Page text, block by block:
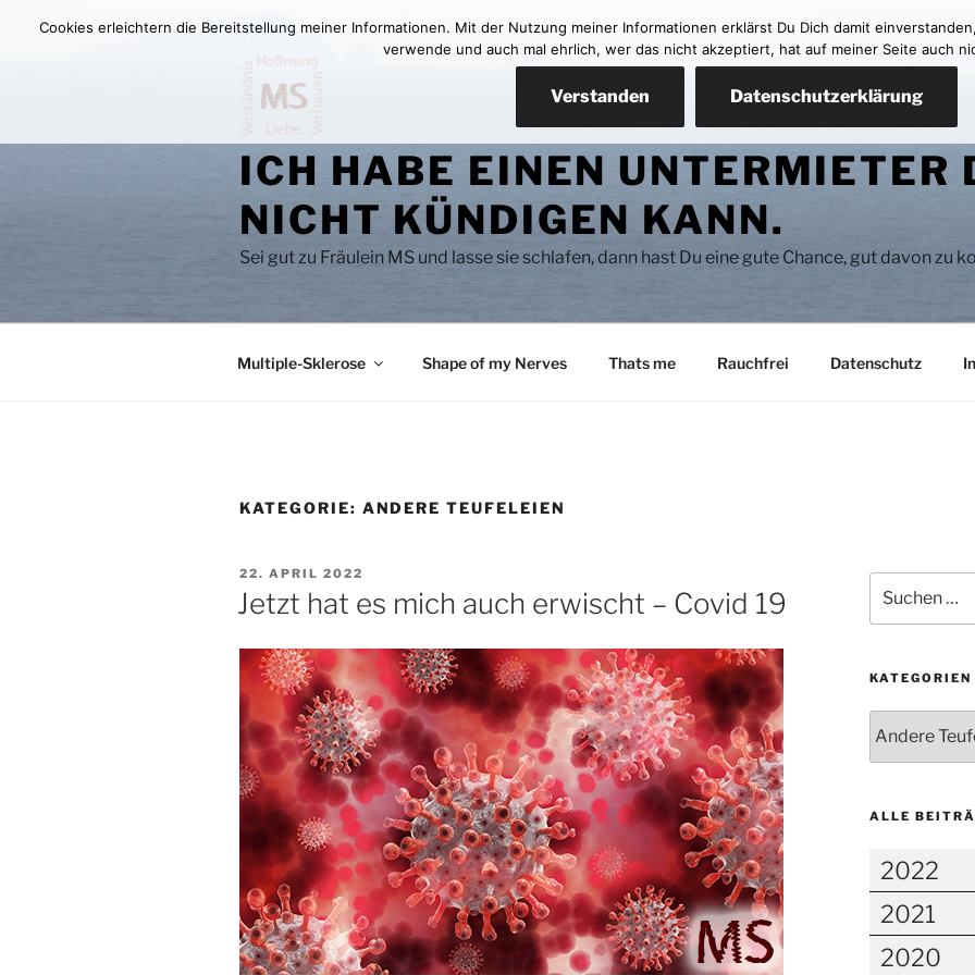
Inhalt
ICH HABE EINEN UNTERMIETER
NICHT KÜNDIGEN KANN.
Sei gut zu Fräulein MS und lasse sie schlafen, dann hast Du eine gute Chance, gut davon zu
Multiple-Sklerose Shape of my Nerves Thats me Rauchfrei Datenschutz
KATEGORIE: ANDERE TEUFELEIEN
VERÖFFENTLICHT
AM
22. APRIL 2022
Jetzt hat es mich auch erwischt – Covid 19
nach:
KATEGORIEN
ALLE
2022
2021
2020
Cookies erleichtern die Bereitstellung meiner Informationen. Mit der Nutzung meiner Informationen erklärst Du Dich damit
verwende und auch mal ehrlich, wer das nicht akzeptiert, hat auf meiner Seite auch
Verstanden Datenschutzerklärung